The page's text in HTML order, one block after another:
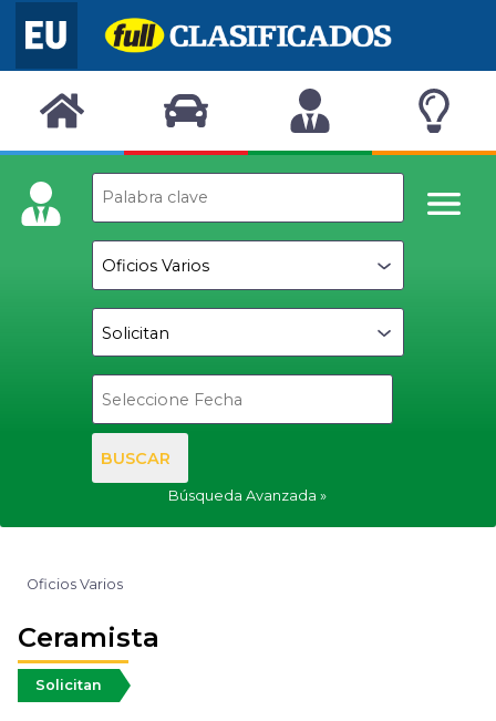
BUSCAR
Búsqueda Avanzada
Oficios Varios
Ceramista
Solicitan